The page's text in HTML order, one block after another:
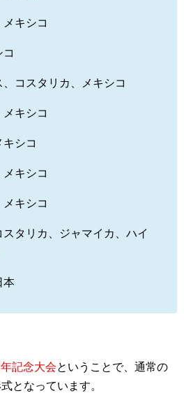
キシコ
コスタリカ、メキシコ
キシコ
シコ
キシコ
キシコ
タリカ、ジャマイカ、ハイ
本
記念大会ということで、通常の
となっています。